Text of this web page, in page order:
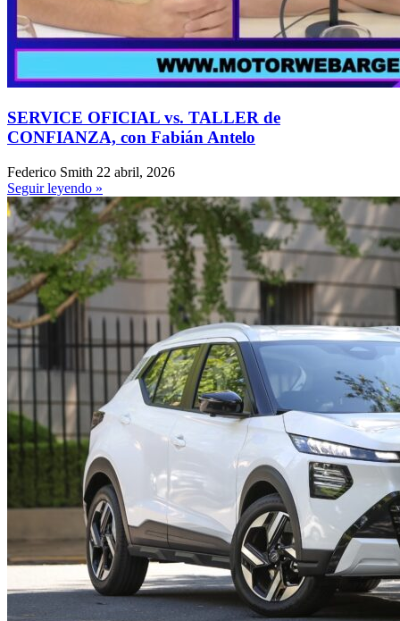
SERVICE OFICIAL vs. TALLER de
CONFIANZA, con Fabián Antelo
Federico Smith 22 abril, 2026
Seguir leyendo »